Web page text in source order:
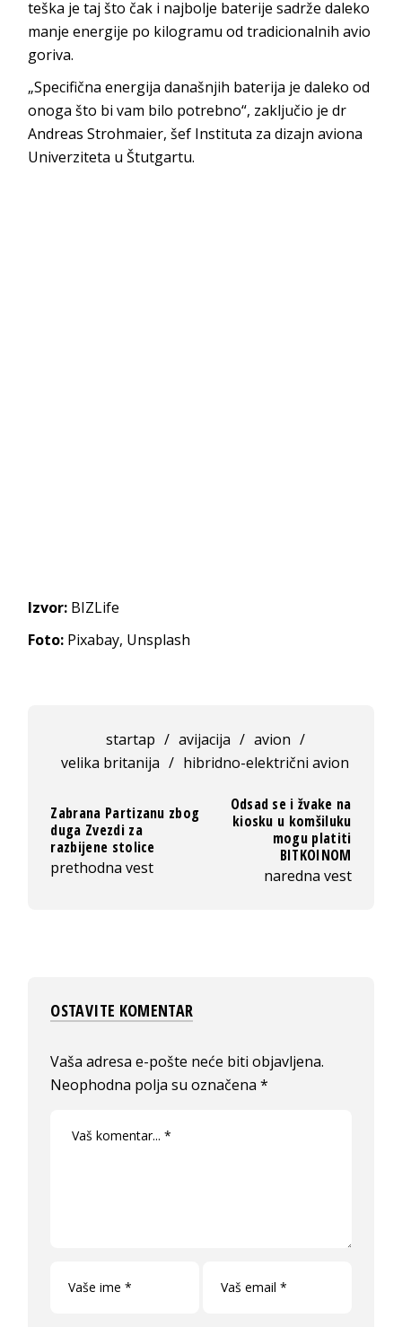
teška je taj što čak i najbolje baterije sadrže daleko
manje energije po kilogramu od tradicionalnih avio
goriva.
„Specifična energija današnjih baterija je daleko od
onoga što bi vam bilo potrebno“, zaključio je dr
Andreas Strohmaier, šef Instituta za dizajn aviona
Univerziteta u Štutgartu.
Izvor: BIZLife
Foto: Pixabay, Unsplash
startap / avijacija / avion /
velika britanija / hibridno-električni avion
Zabrana Partizanu zbog
duga Zvezdi za
razbijene stolice
prethodna vest
Odsad se i žvake na
kiosku u komšiluku
mogu platiti
BITKOINOM
naredna vest
OSTAVITE KOMENTAR
Vaša adresa e-pošte neće biti objavljena.
Neophodna polja su označena*